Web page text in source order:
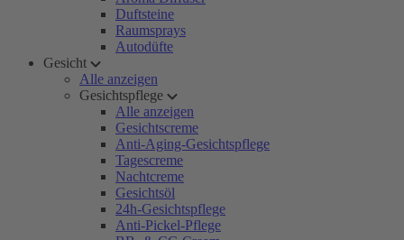
Duftsteine
Raumsprays
Autodüfte
Gesicht
Alle anzeigen
Gesichtspflege
Alle anzeigen
Gesichtscreme
Anti-Aging-Gesichtspflege
Tagescreme
Nachtcreme
Gesichtsöl
24h-Gesichtspflege
Anti-Pickel-Pflege